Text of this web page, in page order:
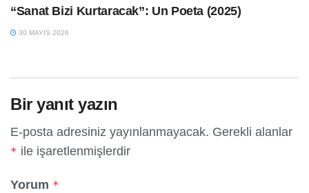
“Sanat Bizi Kurtaracak”: Un Poeta (2025)
30 MAYIS 2026
Bir yanıt yazın
E-posta adresiniz yayınlanmayacak. Gerekli alanlar
* ile işaretlenmişlerdir
Yorum *